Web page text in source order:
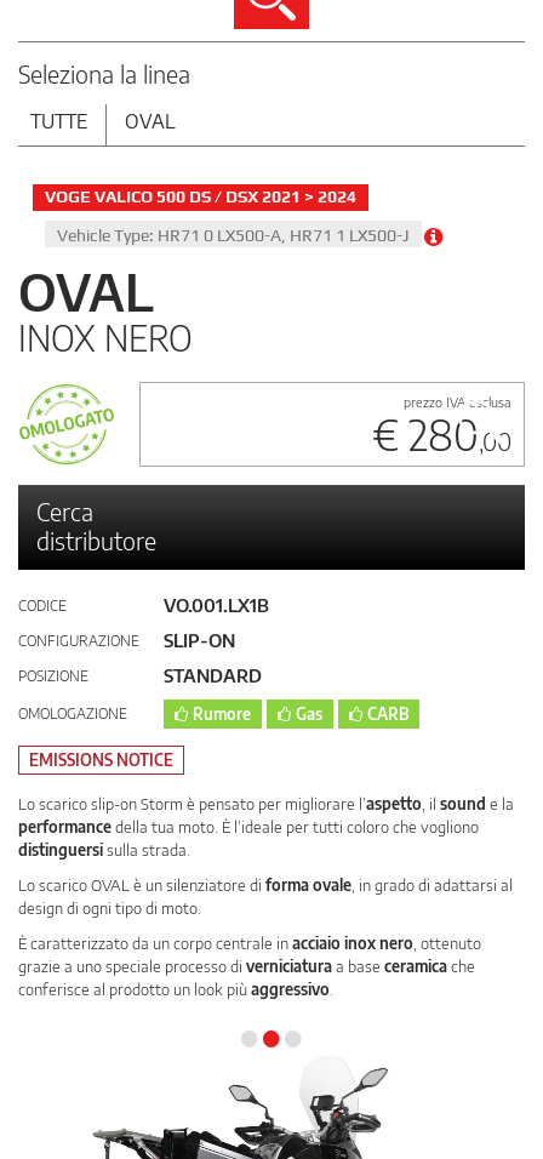
Cerca
Seleziona la linea
TUTTE OVAL
VOGE VALICO 500 DS / DSX 2021 > 2024
Vehicle Type: HR71 0 LX500-A, HR71 1 LX500-J
OVAL
INOX NERO
prezzo IVA esclusa
€ 280,00
Cerca
distributore
CODICE VO.001.LX1B
CONFIGURAZIONE SLIP-ON
POSIZIONE STANDARD
OMOLOGAZIONE Rumore Gas CARB
EMISSIONS NOTICE
Lo scarico slip-on Storm è pensato per migliorare l’aspetto , il sound e la
performancedella tua moto. È l’ideale per tutti coloro che vogliono
distinguersisulla strada.
Lo scarico OVAL è un silenziatore di forma ovale , in grado di adattarsi al
design di ogni tipo di moto.
È caratterizzato da un corpo centrale inacciaio inox nero , ottenuto
grazie a uno speciale processo di verniciaturaa base ceramicache
conferisce al prodotto un look piùaggressivo
•••